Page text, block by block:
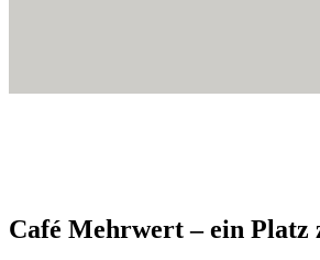
Café Mehrwert – ein Platz